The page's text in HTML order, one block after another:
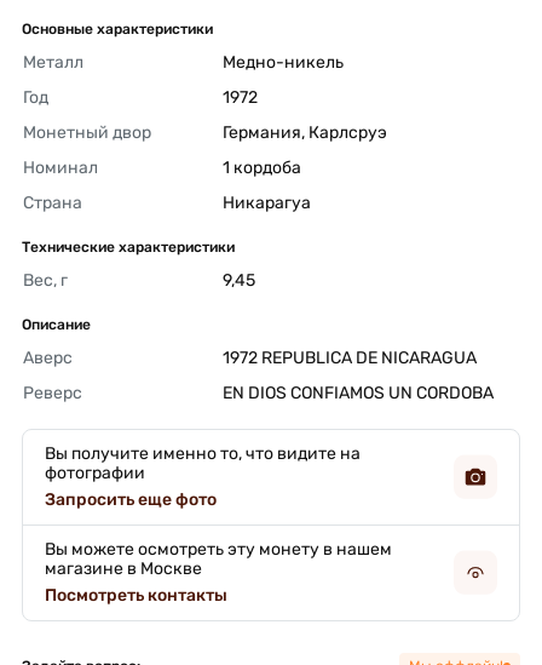
Основные характеристики
Металл
Медно-никель
Год
1972
Монетный двор
Номинал
1 кордоба
Страна
Никарагуа
Технические характеристики
Вес, г 9,45
Описание
Аверс
1972 REPUBLICA DE NICARAGUA
Реверс
EN DIOS CONFIAMOS UN CORDOBA
Вы получите именно то, что видите на
фотографии
Запросить еще фото
Вы можете осмотреть эту монету в нашем
магазине в Москве
Посмотреть контакты